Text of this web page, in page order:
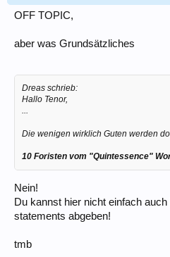
OFF TOPIC,
aber was Grundsätzliches
Dreas schrieb:
Hallo Tenor,
...
Die wenigen wirklich Guten werden
10 Foristen vom "Quintessence"
Nein!
Du kannst hier nicht einfach
statements abgeben!
tmb